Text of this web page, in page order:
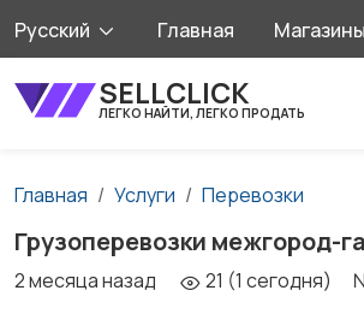
Русский Главная Магазины
SELLCLICK
ЛЕГКО НАЙТИ, ЛЕГКО ПРОДАТЬ
Главная Услуги Перевозки
Грузоперевозки межгород-
2 месяца назад 21 (1 сегодня)